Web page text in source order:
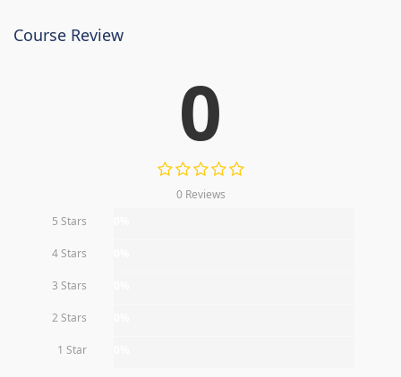
Course Review
0
0 Reviews
5 Stars
4 Stars
3 Stars
2 Stars
1 Star